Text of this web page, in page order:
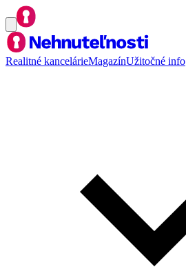
Realitné kancelárieMagazínUžitočné info